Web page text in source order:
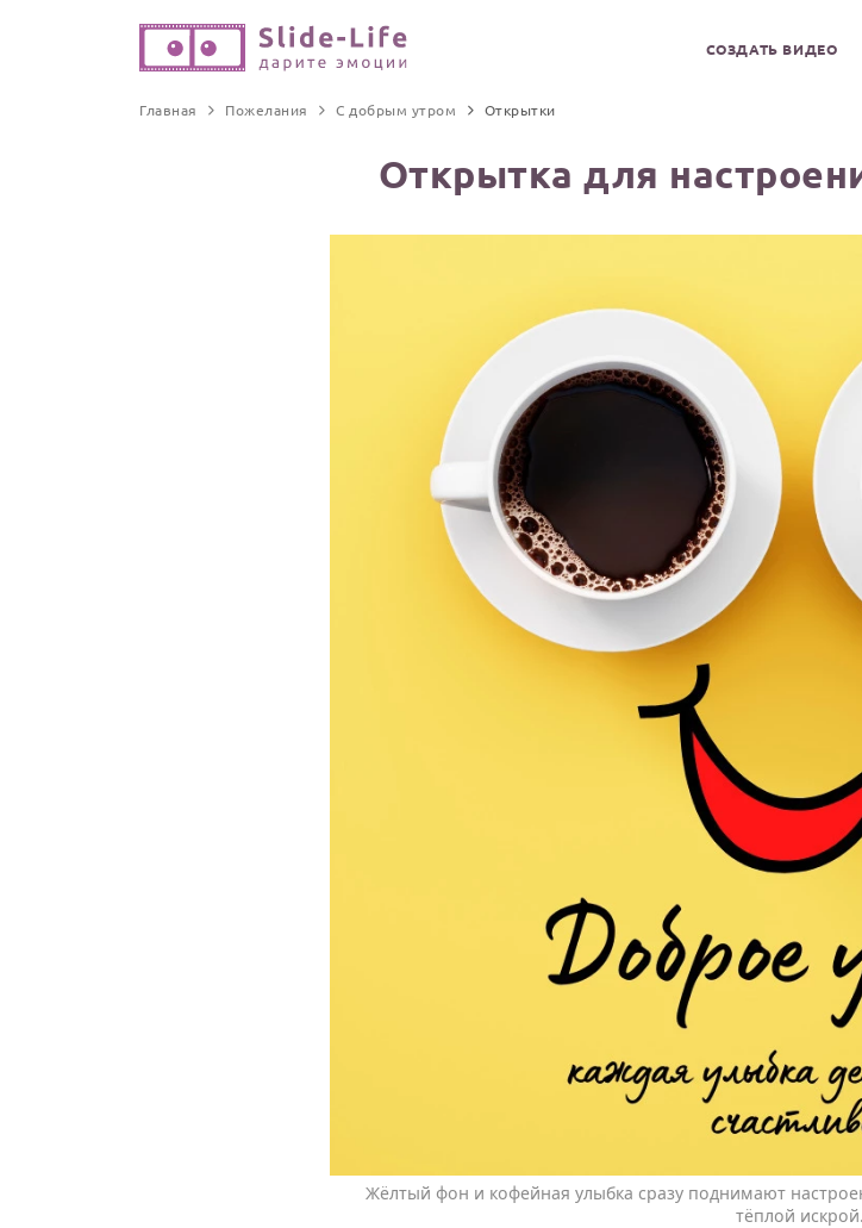
СОЗДАТЬ ВИДЕО
Главная Пожелания С добрым утром Открытки
Открытка для
Жёлтый фон и кофейная улыбка сразу поднимают
тёплой искрой.